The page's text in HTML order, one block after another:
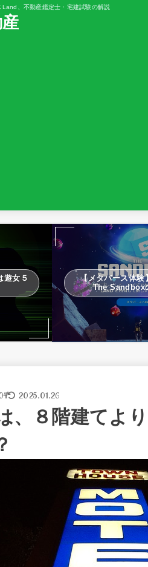
、不動産鑑定士・宅建試験の解説
遊女５
【メタバース体験
The Sandbox
2025.01.26
、８階建てよ